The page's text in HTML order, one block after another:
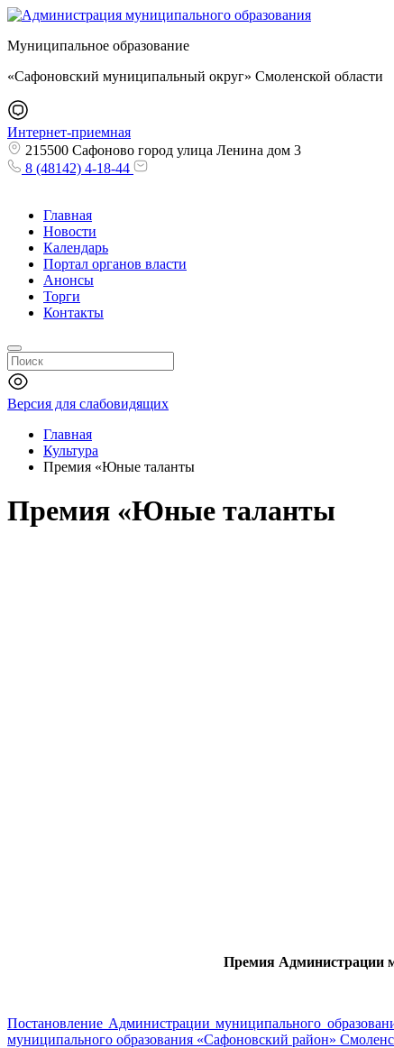
Муниципальное образование
«Сафоновский муниципальный округ» Смоленской области
Интернет-приемная
215500 Сафоново город улица Ленина дом 3
8 (48142) 4-18-44
Главная
Новости
Календарь
Портал органов власти
Анонсы
Торги
Контакты
Версия для слабовидящих
Главная
Культура
Премия «Юные таланты
Премия «Юные таланты
Премия Администрации
Постановление Администрации муниципального
муниципального образования «Сафоновский район»